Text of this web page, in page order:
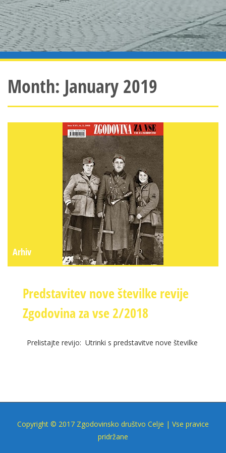
Month: January 2019
Arhiv
Predstavitev nove številke revije
Zgodovina za vse 2/2018
Prelistajte revijo: Utrinki s predstavitve nove številke
Copyright © 2017 Zgodovinsko društvo Celje | Vse pravice
pridržane